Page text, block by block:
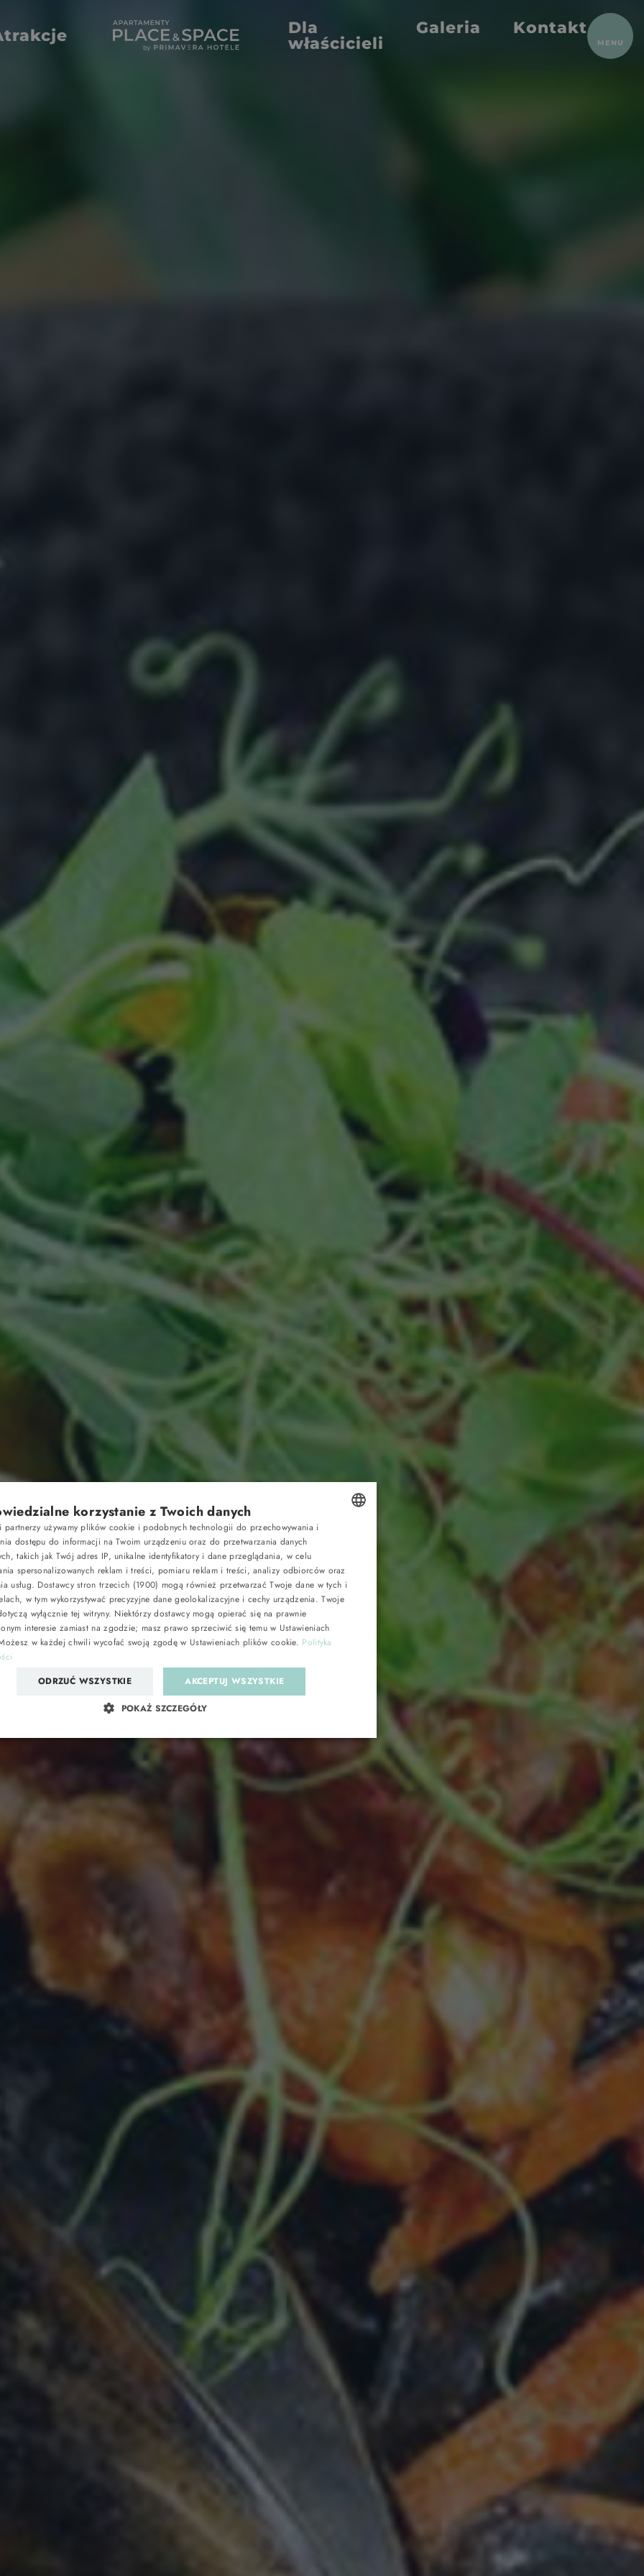
ZAMKNIJ
Wczasowa 1 (A30)
Dla
właścicieli
Galeria Kontakt
MENU
GERMAN
korzystanie z Twoich danych
partnerzy używamy plików cookie i podobnych technologii do przechowywania i
dostępu do informacji na Twoim urządzeniu oraz do przetwarzania danych
takich jak Twój adres IP, unikalne identyfikatory i dane przeglądania, w celu
spersonalizowanych reklam i treści, pomiaru reklam i treści, analizy odbiorców oraz
usług. Dostawcy stron trzecich (1900) mogą również przetwarzać Twoje dane w tych i
w tym wykorzystywać precyzyjne dane geolokalizacyjne i cechy urządzenia. Twoje
wyłącznie tej witryny. Niektórzy dostawcy mogą opierać się na prawnie
interesie zamiast na zgodzie; masz prawo sprzeciwić się temu w Ustawieniach
w każdej chwili wycofać swoją zgodę w Ustawieniach plików cookie. Polityka
AKCEPTUJ WSZYSTKIE
ODRZUĆ WSZYSTKIE
POKAŻ SZCZEGÓŁY